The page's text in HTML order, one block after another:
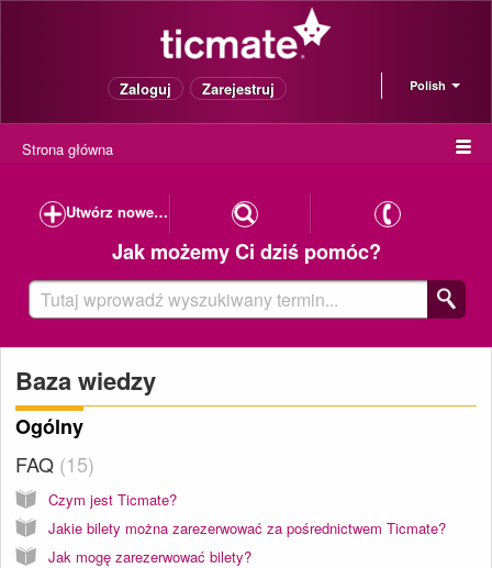
Polish
Zaloguj Zarejestruj
Strona główna
Utwórz nowe zapytanie
Jak możemy Ci dziś pomóc?
Baza wiedzy
Ogólny
FAQ 15
Czym jest Ticmate?
Jakie bilety można zarezerwować za pośrednictwem Ticmate?
Jak mogę zarezerwować bilety?